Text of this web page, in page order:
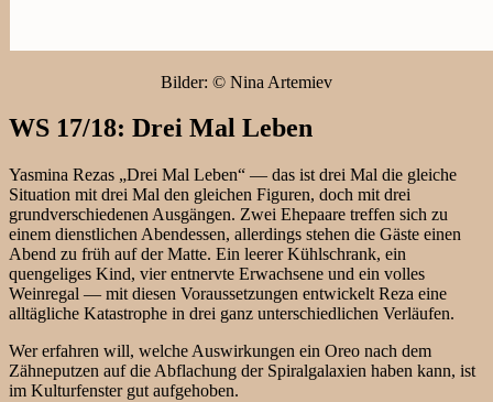
Bilder: © Nina Artemiev
WS 17/18: Drei Mal Leben
Yasmina Rezas „Drei Mal Leben“ — das ist drei Mal die gleiche
Situation mit drei Mal den gleichen Figuren, doch mit drei
grundverschiedenen Ausgängen. Zwei Ehepaare treffen sich zu
einem dienstlichen Abendessen, allerdings stehen die Gäste einen
Abend zu früh auf der Matte. Ein leerer Kühlschrank, ein
quengeliges Kind, vier entnervte Erwachsene und ein volles
Weinregal — mit diesen Voraussetzungen entwickelt Reza eine
alltägliche Katastrophe in drei ganz unterschiedlichen Verläufen.
Wer erfahren will, welche Auswirkungen ein Oreo nach dem
Zähneputzen auf die Abflachung der Spiralgalaxien haben kann, ist
im Kulturfenster gut aufgehoben.